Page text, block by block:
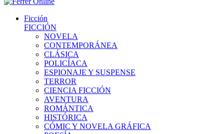
Ficción
FICCIÓN
NOVELA
CONTEMPORÁNEA
CLÁSICA
POLICÍACA
ESPIONAJE Y SUSPENSE
TERROR
CIENCIA FICCIÓN
AVENTURA
ROMÁNTICA
HISTÓRICA
CÓMIC Y NOVELA GRÁFICA